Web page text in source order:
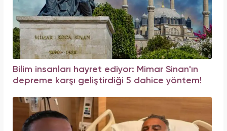
Bilim insanları hayret ediyor: Mimar Sinan'ın
depreme karşı geliştirdiği 5 dahice yöntem!